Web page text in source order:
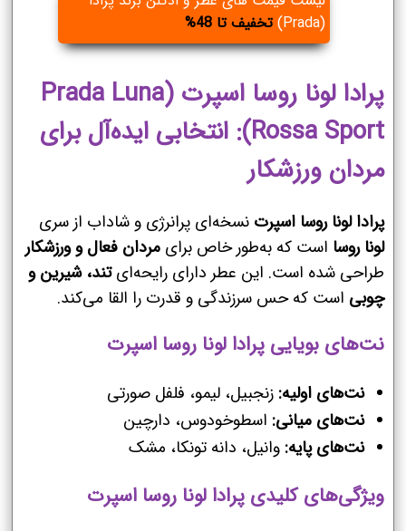
(Prada)
تخفیف تا 48%
پرادا لونا روسا اسپرت (Prada Luna
Rossa Sport): انتخابی ایده‌آل برای
مردان ورزشکار
پرادا لونا روسا اسپرت نسخه‌ای پرانرژی و شاداب از سری
لونا روسا است که به‌طور خاص برای مردان فعال و ورزشکار
طراحی شده است. این عطر دارای رایحه‌ایتند، شیرین و
چوبی است که حس سرزندگی و قدرت را القا می‌کند.
نت‌های بویایی پرادا لونا روسا اسپرت
نت‌های اولیه: زنجبیل، لیمو، فلفل صورتی
نت‌های میانی: اسطوخودوس، دارچین
نت‌های پایه: وانیل، دانه تونکا، مشک
ویژگی‌های کلیدی پرادا لونا روسا اسپرت